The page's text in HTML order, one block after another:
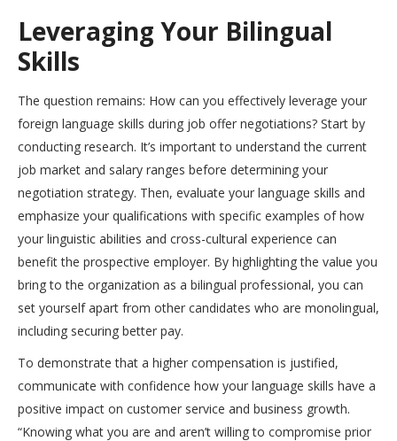
Leveraging Your Bilingual
Skills
The question remains: How can you effectively leverage your
foreign language skills during job offer negotiations? Start by
conducting research. It’s important to understand the current
job market and salary ranges before determining your
negotiation strategy. Then, evaluate your language skills and
emphasize your qualifications with specific examples of how
your linguistic abilities and cross-cultural experience can
benefit the prospective employer. By highlighting the value you
bring to the organization as a bilingual professional, you can
set yourself apart from other candidates who are monolingual,
including securing better pay.
To demonstrate that a higher compensation is justified,
communicate with confidence how your language skills have a
positive impact on customer service and business growth.
“Knowing what you are and aren’t willing to compromise prior